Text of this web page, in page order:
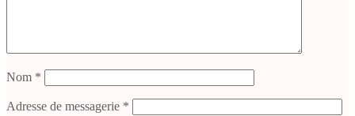
Nom *
Adresse de messagerie *